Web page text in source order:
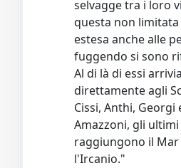
selvagge tra i loro
questa non
estesa anche alle
fuggendo si sono
Al di là di essi
direttamente agli
Cissi, Anthi, Georgi
Amazzoni, gli
raggiungono il Mar
l'Ircanio."